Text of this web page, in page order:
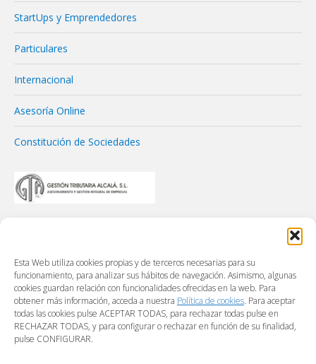
Esta Web utiliza cookies propias y de terceros necesarias para su
funcionamiento, para analizar sus hábitos de navegación. Asimismo, algunas
cookies guardan relación con funcionalidades ofrecidas en la web. Para
obtener más información, acceda a nuestra Política de cookies. Para aceptar
todas las cookies pulse ACEPTAR TODAS, para rechazar todas pulse en
RECHAZAR TODAS, y para configurar o rechazar en función de su finalidad,
pulse CONFIGURAR.
StartUps y Emprendedores
Particulares
Internacional
Asesoría Online
Constitución de Sociedades